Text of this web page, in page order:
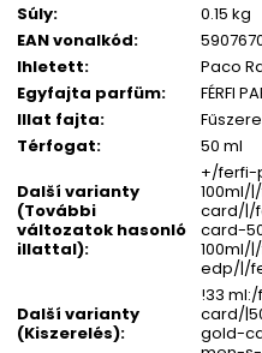
Súly:
0.15 kg
EAN vonalkód:
Ihletett:
Paco
Egyfajta parfüm:
FÉRFI
Illat fajta:
Térfogat:
50 ml
Další varianty
(További
változatok hasonló
illattal):
+/ferfi-
100ml/
card/|/
card-
100ml/
edp/|/
Další varianty
(Kiszerelés):
!33
card/
gold-